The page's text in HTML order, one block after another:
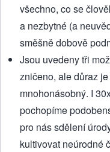
všechno, co se
a nezbytné (a
směšně dobově
Jsou uvedeny tři
zničeno, ale důraz
mnohonásobný. I
pochopíme
pro nás sdělení
kultivovat neúrodné